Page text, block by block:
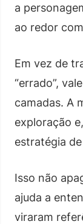
a
ao redor
Em vez de
“errado”,
camadas. A
exploração
estratégia
Isso não
ajuda a
viraram